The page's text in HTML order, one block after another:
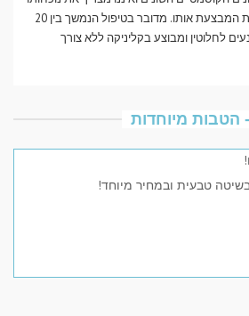
של רופא, לצד הקוסמטיקאית המבצעת אותו. מדובר בטיפול הנמשך בין 20
נעים לחלוטין ומבוצע בקליניקה ללא צורך
הטבות מיוחדות
טבעית ובמחיר מיוחד!